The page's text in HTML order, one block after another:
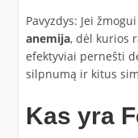
Pavyzdys: Jei
anemija, dėl kurios
efektyviai pernešti
silpnumą ir kitus
Kas yra